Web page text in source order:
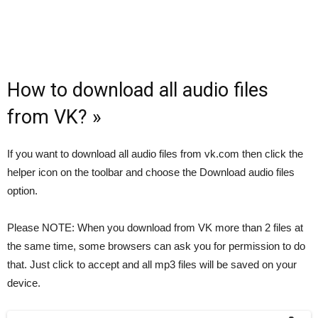
How to download all audio files
from VK? »
If you want to download all audio files from vk.com then click the
helper icon on the toolbar and choose the Download audio files
option.
Please NOTE: When you download from VK more than 2 files at
the same time, some browsers can ask you for permission to do
that. Just click to accept and all mp3 files will be saved on your
device.